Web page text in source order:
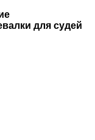
для судей